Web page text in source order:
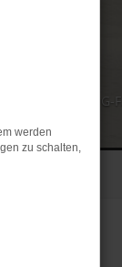
CO₂-Klasse: G-F.
werden
zu schalten,